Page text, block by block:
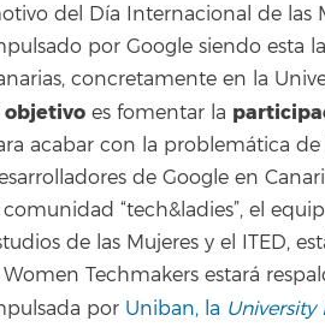
del Día Internacional de las
por Google siendo esta
concretamente en la
objetivo es fomentar la
acabar con la problemática
de Google en
comunidad “tech&ladies”, el
de las Mujeres y el ITED,
Techmakers estará
por Uniban, la University